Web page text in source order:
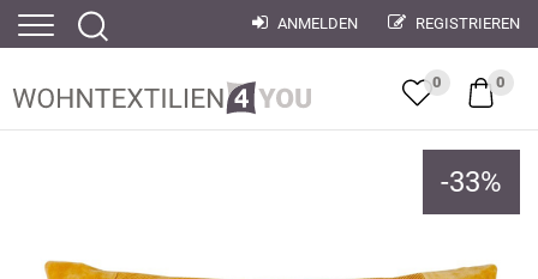
ANMELDEN REGISTRIEREN
0 0
-33%